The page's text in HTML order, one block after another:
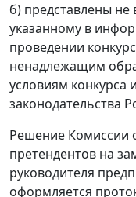
б) представлены
указанному в
проведении
ненадлежащим
условиям конкурса
законодательства
Решение Комиссии
претендентов на
руководителя
оформляется